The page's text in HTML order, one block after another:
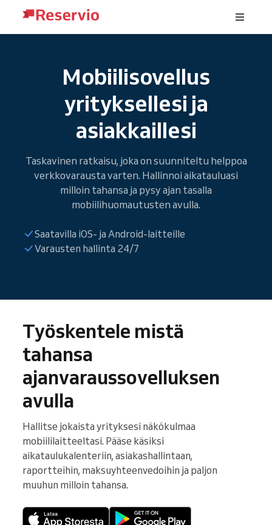
Mobiilisovellus
yrityksellesi ja
asiakkaillesi
Taskavinen ratkaisu, joka on suunniteltu helppoa
verkkovarausta varten. Hallinnoi aikatauluasi
milloin tahansa ja pysy ajan tasalla
mobiilihuomautusten avulla.
Saatavilla iOS- ja Android-laitteille
Varausten hallinta 24/7
Työskentele mistä
tahansa
ajanvaraussovelluksen
avulla
Hallitse jokaista yrityksesi näkökulmaa
mobiililaitteeltasi. Pääse käsiksi
aikataulukalenteriin, asiakashallintaan,
raportteihin, maksuyhteenvedoihin ja paljon
muuhun milloin tahansa.